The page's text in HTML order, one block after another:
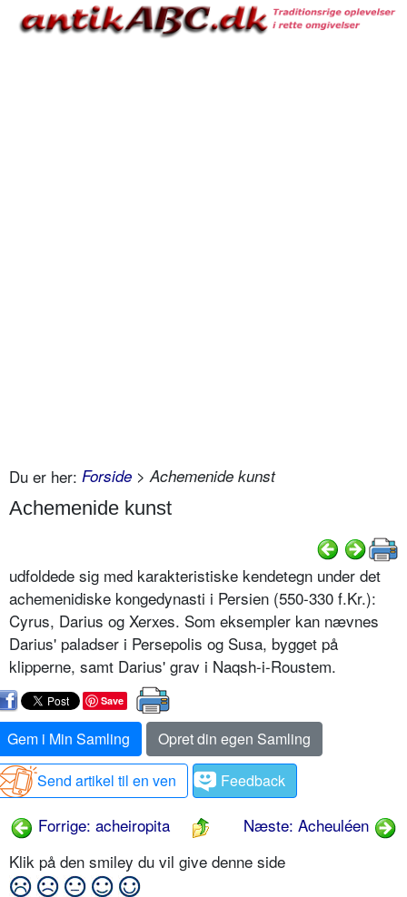
Du er her: Forside > Achemenide kunst
Achemenide kunst
udfoldede sig med karakteristiske kendetegn under det
achemenidiske kongedynasti i Persien (550-330 f.Kr.):
Cyrus, Darius og Xerxes. Som eksempler kan nævnes
Darius' paladser i Persepolis og Susa, bygget på
klipperne, samt Darius' grav i Naqsh-i-Roustem.
Save
Gem i Min Samling
Opret din egen Samling
Send artikel til en ven
Feedback
Forrige: acheiropita
Næste: Acheuléen
Klik på den smiley du vil give denne side